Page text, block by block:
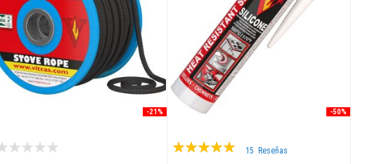
-21% -50%
Valoración:
15Reseñas